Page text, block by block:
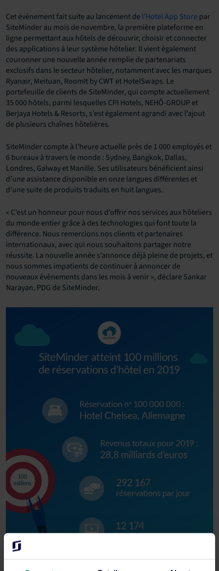
Cet évènement fait suite au lancement de l’Hotel App Store par
SiteMinder au mois de novembre, la première plateforme en
ligne permettant aux hôtels de découvrir, choisir et connecter
des applications à leur système hôtelier. Il vient également
couronner une nouvelle année remplie de partenariats
exclusifs dans le secteur hôtelier, notamment avec les marques
Ryanair, Meituan, RoomIt by CWT et HotelSwaps. Le
portefeuille de clients de SiteMinder, qui compte actuellement
35 000 hôtels, parmi lesquelles CPI Hotels, NEHÔ-GROUP et
Berjaya Hotels & Resorts, s’est également agrandi avec l’ajout
de plusieurs chaînes hôtelières.
SiteMinder compte à l’heure actuelle près de 1 000 employés et
6 bureaux à travers le monde : Sydney, Bangkok, Dallas,
Londres, Galway et Manille. Ses utilisateurs bénéficient ainsi
d’une assistance disponible en onze langues différentes et
d’une suite de produits traduits en huit langues.
« C’est un honneur pour nous d’offrir nos services aux hôteliers
du monde entier grâce à des technologies qui font toute la
différence. Nous remercions nos clients et partenaires
internationaux, avec qui nous souhaitons partager notre
réussite. La nouvelle année s’annonce déjà pleine de projets, et
nous sommes impatients de continuer à annoncer de
nouveaux évènements dans les mois à venir », déclare Sankar
Narayan, PDG de SiteMinder.